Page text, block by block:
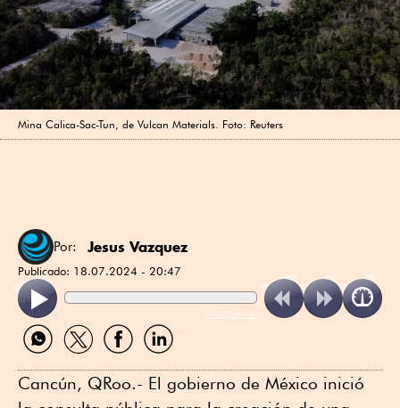
Mina Calica-Sac-Tun, de Vulcan Materials. Foto: Reuters
Por: Jesus Vazquez
Publicado: 18.07.2024 - 20:47
ReadSpeaker
Compartir
por
Compartir
por
Compartir
por
Compartir
por
Cancún, QRoo.- El gobierno de México inició